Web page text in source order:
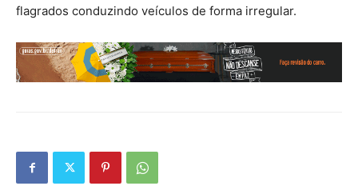
flagrados conduzindo veículos de forma irregular.